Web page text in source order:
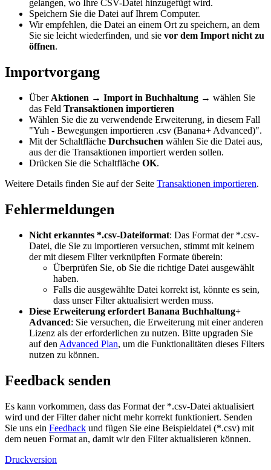
gelangen, wo Ihre CSV-Datei hinzugefügt wird.
Speichern Sie die Datei auf Ihrem Computer.
Wir empfehlen, die Datei an einem Ort zu speichern, an dem
Sie sie leicht wiederfinden, und sie vor dem Import nicht zu
öffnen.
Importvorgang
Über Aktionen → Import in Buchhaltung → wählen Sie
das Feld Transaktionen importieren
Wählen Sie die zu verwendende Erweiterung, in diesem Fall
"Yuh - Bewegungen importieren .csv (Banana+ Advanced)".
Mit der Schaltfläche Durchsuchen wählen Sie die Datei aus,
aus der die Transaktionen importiert werden sollen.
Drücken Sie die Schaltfläche OK.
Weitere Details finden Sie auf der Seite Transaktionen importieren.
Fehlermeldungen
Nicht erkanntes *.csv-Dateiformat: Das Format der *.csv-
Datei, die Sie zu importieren versuchen, stimmt mit keinem
der mit diesem Filter verknüpften Formate überein:
Überprüfen Sie, ob Sie die richtige Datei ausgewählt
haben.
Falls die ausgewählte Datei korrekt ist, könnte es sein,
dass unser Filter aktualisiert werden muss.
Diese Erweiterung erfordert Banana Buchhaltung+
Advanced: Sie versuchen, die Erweiterung mit einer anderen
Lizenz als der erforderlichen zu nutzen. Bitte upgraden Sie
auf den Advanced Plan, um die Funktionalitäten dieses Filters
nutzen zu können.
Feedback senden
Es kann vorkommen, dass das Format der *.csv-Datei aktualisiert
wird und der Filter daher nicht mehr korrekt funktioniert. Senden
Sie uns ein Feedback und fügen Sie eine Beispieldatei (*.csv) mit
dem neuen Format an, damit wir den Filter aktualisieren können.
Druckversion